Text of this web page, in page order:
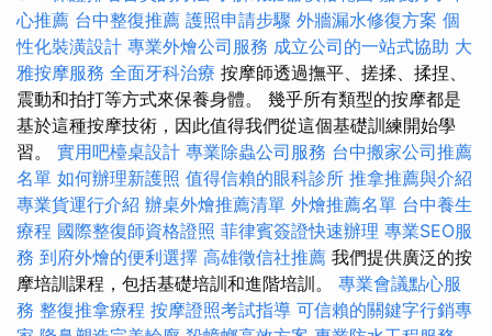
心推薦 台中整復推薦 護照申請步驟 外牆漏水修復方案 個
性化裝潢設計 專業外燴公司服務 成立公司的一站式協助 大
雅按摩服務 全面牙科治療 按摩師透過撫平、搓揉、揉捏、
震動和拍打等方式來保養身體。 幾乎所有類型的按摩都是
基於這種按摩技術，因此值得我們從這個基礎訓練開始學
習。 實用吧檯桌設計 專業除蟲公司服務 台中搬家公司推薦
名單 如何辦理新護照 值得信賴的眼科診所 推拿推薦與介紹
專業貨運行介紹 辦桌外燴推薦清單 外燴推薦名單 台中養生
療程 國際整復師資格證照 菲律賓簽證快速辦理 專業SEO服
務 到府外燴的便利選擇 高雄徵信社推薦 我們提供廣泛的按
摩培訓課程，包括基礎培訓和進階培訓。 專業會議點心服
務 整復推拿療程 按摩證照考試指導 可信賴的關鍵字行銷專